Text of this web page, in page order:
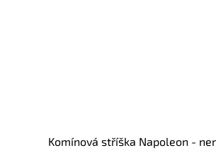
Komínová stříška Napoleon -